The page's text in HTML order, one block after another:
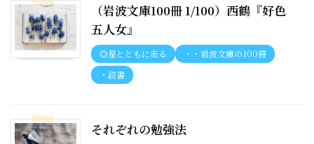
（岩波文庫100冊 1/100）西鶴『好色
五人女』
◎星とともに走る
・・岩波文庫の100冊
・読書
それぞれの勉強法